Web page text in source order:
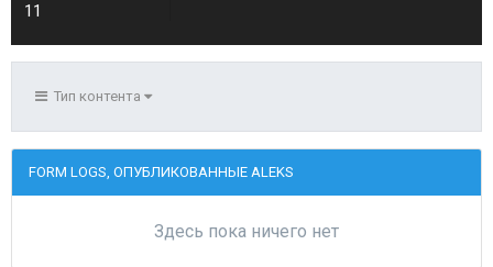
11
Тип контента
FORM LOGS, ОПУБЛИКОВАННЫЕ ALEKS
Здесь пока ничего нет